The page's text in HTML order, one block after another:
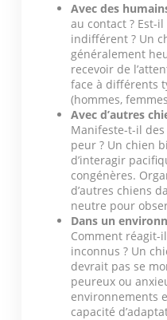
Avec des
au contact ? Est-
indifférent ? Un
généralement
recevoir de
face à différents
(hommes,
Avec d’autres
Manifeste-t-il des
peur ? Un chien
d’interagir
congénères.
d’autres chiens
neutre pour
Dans un
Comment réagit-
inconnus ? Un
devrait pas se
peureux ou
environnements
capacité